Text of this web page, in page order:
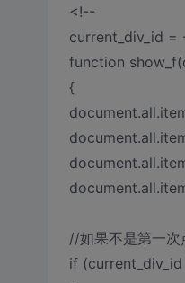
<!--
current_div_id =
function
{
//如果不是第一次
if (current_div_id